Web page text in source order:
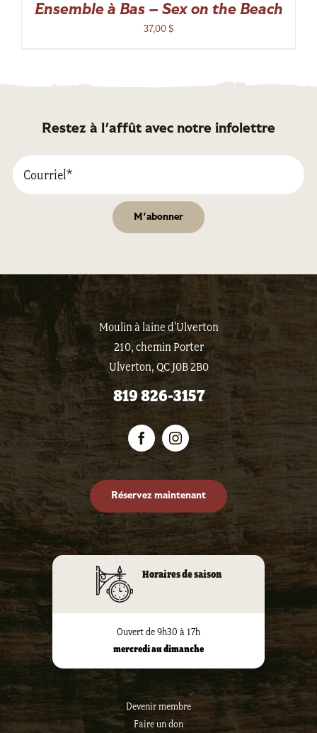
Ensemble à Bas – Sex on the Beach
37,00$
Restez à l'affût avec notre infolettre
Moulin à laine d'Ulverton
210, chemin Porter
Ulverton, QC J0B 2B0
819 826-3157
Horaires de saison
Ouvert de 9h30 à 17h
mercredi au dimanche
Devenir membre
Faire un don
Réservez maintenant